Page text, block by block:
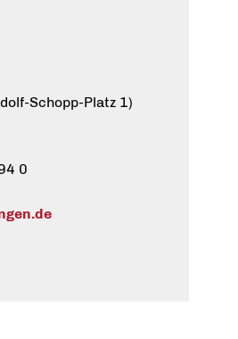
Schopp-Platz 1)
0